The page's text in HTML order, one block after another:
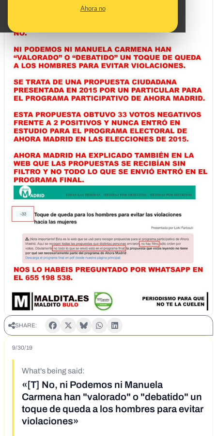
Ahora no
SHARE:
9/30/19
What's being said:
«[T] No, ni Podemos ni Manuela
Carmena han "valorado" o "debatido" un
toque de queda a los hombres para evitar
violaciones»